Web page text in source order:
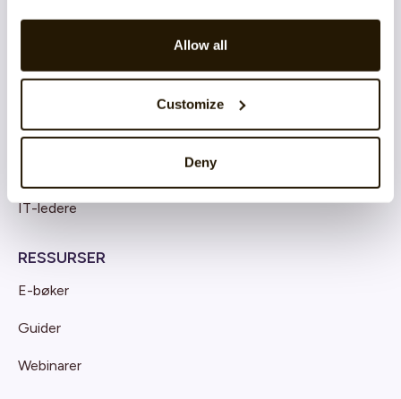
Allow all
Customize
Deny
CATALYSTONE FOR
Ledelsen
IT-ledere
RESSURSER
E-bøker
Guider
Webinarer